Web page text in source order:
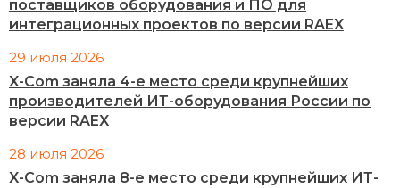
поставщиков оборудования и ПО для
интеграционных проектов по версии RAEX
29 июля 2026
X-Com заняла 4-е место среди крупнейших
производителей ИТ-оборудования России по
версии RAEX
28 июля 2026
X-Com заняла 8-е место среди крупнейших ИТ-